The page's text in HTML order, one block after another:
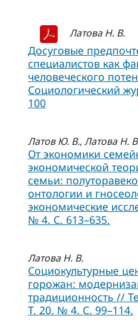
Латова Н. В.
Досуговые
специалистов как
человеческого
Социологический
100
Латов Ю. В., Латова Н.
От экономики
экономической
семьи:
онтологии и
экономические
№ 4. С. 613–635.
Латова Н. В.
Социокультурные
горожан:
традиционность //
Т. 20. № 4. С. 99–114.